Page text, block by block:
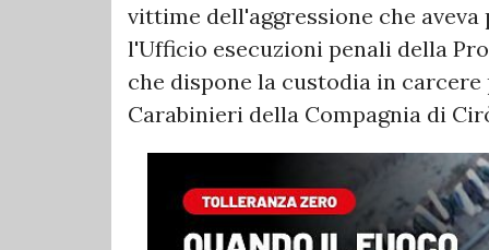
vittime dell'aggressione che
l'Ufficio esecuzioni penali della
che dispone la custodia in
Carabinieri della Compagnia di